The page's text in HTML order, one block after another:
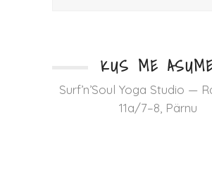
KUS ME
Surf’n’Soul Yoga Studio —
11a/7–8, Pärnu